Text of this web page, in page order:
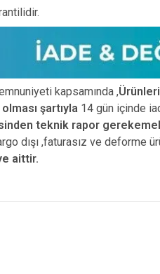
kapsamında ,
şartıyla 14 gün içinde
teknik rapor
dışı ,faturasız ve deforme
aittir.